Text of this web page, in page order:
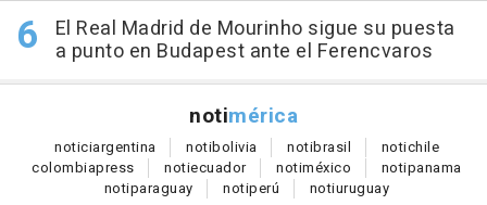
El Real Madrid de Mourinho sigue su puesta
a punto en Budapest ante el Ferencvaros
notimérica
noticiargentina notibolivia notibrasil notichile
colombiapress notiecuador notiméxico notipanama
notiparaguay notiperú notiuruguay